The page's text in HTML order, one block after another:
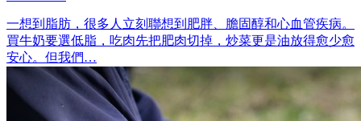
一想到脂肪，很多人立刻聯想到肥胖、膽固醇和心血管疾病。
買牛奶要選低脂，吃肉先把肥肉切掉，炒菜更是油放得愈少愈
安心。但我們…